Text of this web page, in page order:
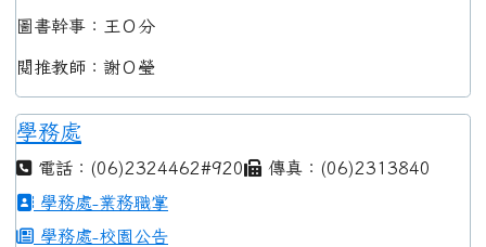
圖書幹事：王Ｏ分
閱推教師：謝Ｏ瑩
學務處
電話：(06)2324462#920
傳真：(06)2313840
學務處-業務職掌
學務處-校園公告